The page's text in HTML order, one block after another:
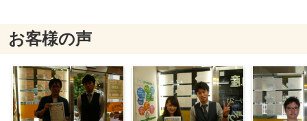
お客様の声